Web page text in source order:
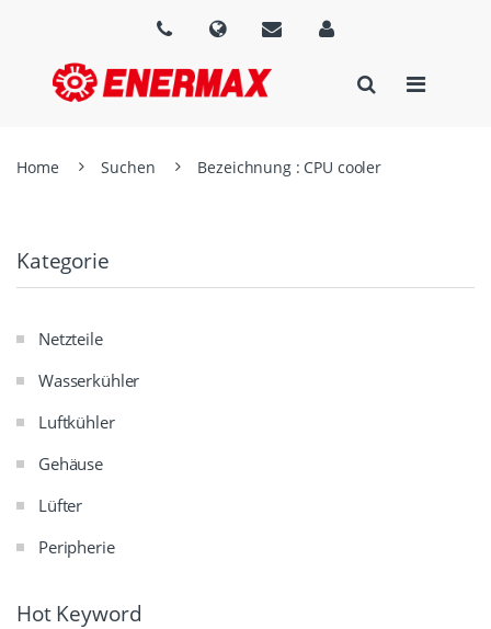
Home Suchen Bezeichnung : CPU cooler
Kategorie
Netzteile
Wasserkühler
Luftkühler
Gehäuse
Lüfter
Peripherie
Hot Keyword